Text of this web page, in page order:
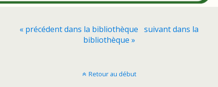
« précédent dans la bibliothèque suivant dans la
bibliothèque »
Retour au début